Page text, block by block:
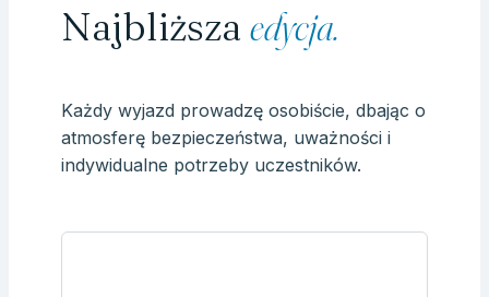
Najbliższa edycja.
Każdy wyjazd prowadzę osobiście, dbając o
atmosferę bezpieczeństwa, uważności i
indywidualne potrzeby uczestników.